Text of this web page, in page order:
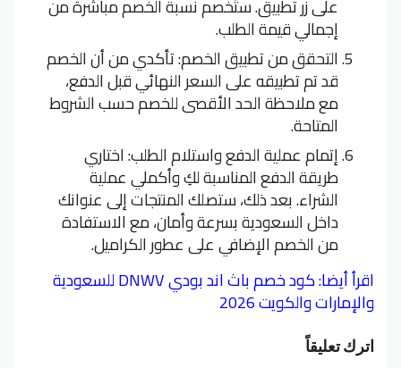
على زر تطبيق. ستُخصم نسبة الخصم مباشرة من
إجمالي قيمة الطلب.
التحقق من تطبيق الخصم: تأكدي من أن الخصم
قد تم تطبيقه على السعر النهائي قبل الدفع،
مع ملاحظة الحد الأقصى للخصم حسب الشروط
المتاحة.
إتمام عملية الدفع واستلام الطلب: اختاري
طريقة الدفع المناسبة لكِ وأكملي عملية
الشراء. بعد ذلك، ستصلك المنتجات إلى عنوانك
داخل السعودية بسرعة وأمان، مع الاستفادة
من الخصم الإضافي على عطور الكراميل.
اقرأ أيضا:
كود خصم باث اند بودي DNWV للسعودية
والإمارات والكويت 2026
اترك تعليقاً